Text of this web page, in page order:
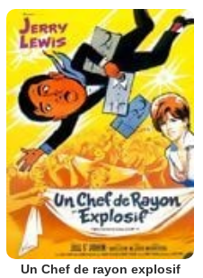
Un Chef de rayon explosif